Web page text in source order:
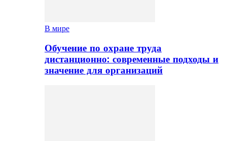
В мире
Обучение по охране труда
дистанционно: современные подходы и
значение для организаций